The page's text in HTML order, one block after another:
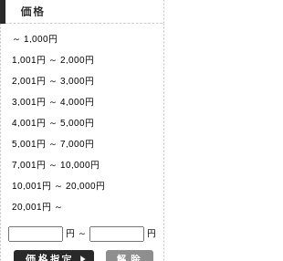
～ 1,000円
1,001円 ～ 2,000円
2,001円 ～ 3,000円
3,001円 ～ 4,000円
4,001円 ～ 5,000円
5,001円 ～ 7,000円
7,001円 ～ 10,000円
10,001円 ～ 20,000円
20,001円 ～
円 ～ 円